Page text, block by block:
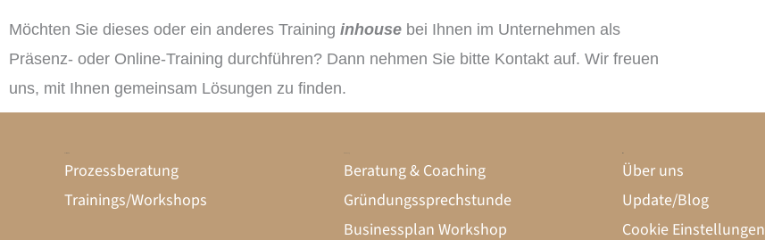
Möchten Sie dieses oder ein anderes Training inhouse bei Ihnen im Unternehmen als
Präsenz- oder Online-Training durchführen? Dann nehmen Sie bitte Kontakt auf. Wir freuen
uns, mit Ihnen gemeinsam Lösungen zu finden.
Prozessberatung
Trainings/Workshops
Beratung & Coaching
Gründungssprechstunde
Businessplan Workshop
Über uns
Update/Blog
Cookie Einstellungen